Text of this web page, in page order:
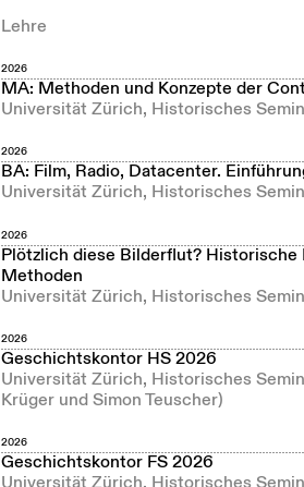
Lehre
2026
MA: Methoden und Konzepte der
Universität Zürich, Historisches
2026
BA: Film, Radio, Datacenter.
Universität Zürich, Historisches
2026
Plötzlich diese Bilderflut?
Methoden
Universität Zürich, Historisches
2026
Geschichtskontor HS 2026
Universität Zürich, Historisches
Krüger und Simon Teuscher)
2026
Geschichtskontor FS 2026